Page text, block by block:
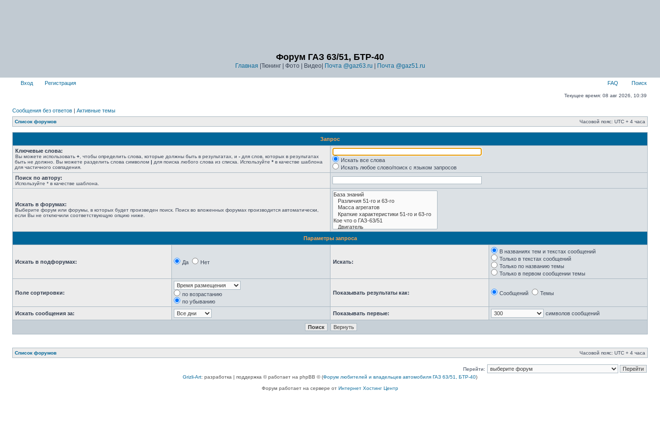
Форум ГАЗ 63/51, БТР-40
Главная |Тюнинг | Фото | Видео| Почта @gaz63.ru Почта @gaz51.ru
Вход Регистрация FAQ Поиск
Текущее время: 08 авг 2026, 10:39
Сообщения без ответов | Активные темы
Список форумов Часовой пояс: UTC + 4 часа
Запрос
Ключевые слова:
Вы можете использовать + , чтобы определить слова, которые должны быть в результатах, и - для слов, которых в результатах
быть не должно. Вы можете разделить слова символом | для поиска любого слова из списка. Используйте * в качестве шаблона
для частичного совпадения.
Искать все слова
Искать любое слово/поиск с языком запросов
Поиск по автору:
Используйте * в качестве шаблона.
Искать в форумах:
Выберите форум или форумы, в которых будет произведен поиск. Поиск во вложенных форумах производится автоматически,
если Вы не отключили соответствующую опцию ниже.
Параметры запроса
Искать в подфорумах: Да Нет Искать:
В названиях тем и текстах сообщений
Только в текстах сообщений
Только по названию темы
Только в первом сообщении темы
Поле сортировки:
по возрастанию
по убыванию
Показывать результаты как: Сообщений Темы
Искать сообщения за: Показывать первые: символов сообщений
Список форумов Часовой пояс: UTC + 4 часа
Перейти:
Grizli-Art: разработка | поддержка © работает на phpBB © (Форум любителей и владельцев автомобиля ГАЗ 63/51, БТР-40)
Форум работает на сервере от Интернет Хостинг Центр